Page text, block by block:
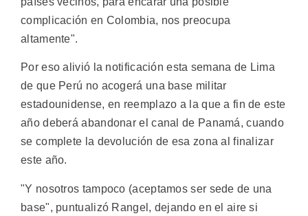
complicación en Colombia, nos preocupa
altamente".
Por eso alivió la notificación esta semana de Lima
de que Perú no acogerá una base militar
estadounidense, en reemplazo a la que a fin de este
año deberá abandonar el canal de Panamá, cuando
se complete la devolución de esa zona al finalizar
este año.
"Y nosotros tampoco (aceptamos ser sede de una
base", puntualizó Rangel, dejando en el aire si